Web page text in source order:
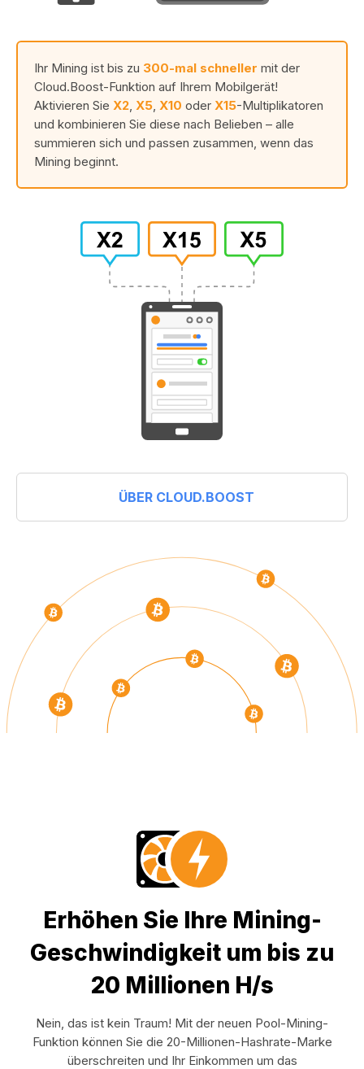
Ihr Mining ist bis zu 300-mal schneller mit der
Cloud.Boost-Funktion auf Ihrem Mobilgerät!
Aktivieren Sie X2 X5 X10 oder X15-Multiplikatoren
und kombinieren Sie diese nach Belieben – alle
summieren sich und passen zusammen, wenn das
Mining beginnt.
ÜBER CLOUD.BOOST
Erhöhen Sie Ihre Mining-
Geschwindigkeit um bis zu
20 Millionen H/s
Nein, das ist kein Traum! Mit der neuen Pool-Mining-
Funktion können Sie die 20-Millionen-Hashrate-Marke
überschreiten und Ihr Einkommen um das